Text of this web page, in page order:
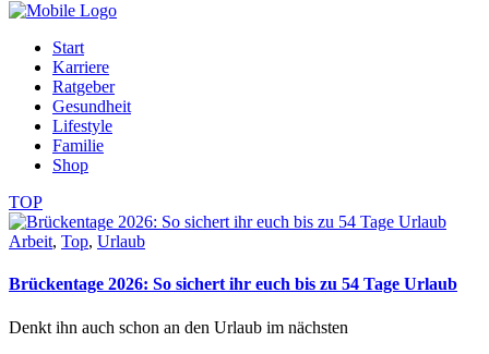
Start
Karriere
Ratgeber
Gesundheit
Lifestyle
Familie
Shop
TOP
Arbeit, Top, Urlaub
Brückentage 2026: So sichert ihr euch bis zu 54 Tage Urlaub
Denkt ihn auch schon an den Urlaub im nächsten